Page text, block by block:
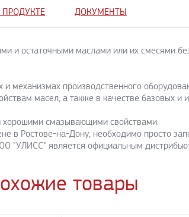
ДОКУМЕНТЫ
и остаточными маслами или их смесями
механизмах производственного
масел, а также в качестве базовых и
хорошими смазывающими свойствами.
в Ростове-на-Дону, необходимо просто
"УЛИСС" является официальным
товары